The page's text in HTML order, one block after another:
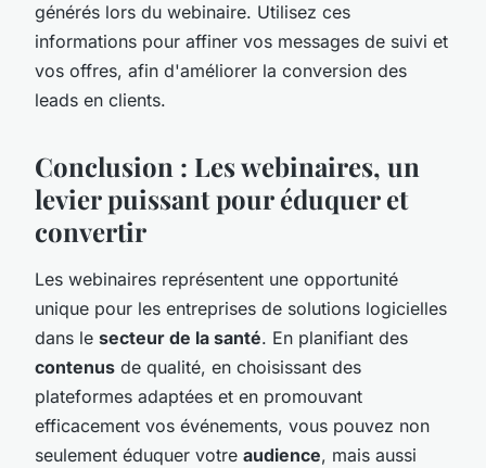
générés lors du webinaire. Utilisez ces
informations pour affiner vos messages de suivi et
vos offres, afin d'améliorer la conversion des
leads en clients.
Conclusion : Les webinaires, un
levier puissant pour éduquer et
convertir
Les webinaires représentent une opportunité
unique pour les entreprises de solutions logicielles
dans le secteur de la santé. En planifiant des
contenus de qualité, en choisissant des
plateformes adaptées et en promouvant
efficacement vos événements, vous pouvez non
seulement éduquer votre audience, mais aussi